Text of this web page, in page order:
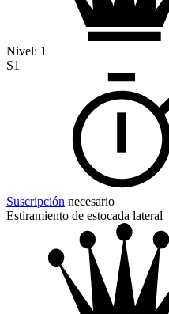
Nivel: 1
S1
Suscripción necesario
Estiramiento de estocada lateral